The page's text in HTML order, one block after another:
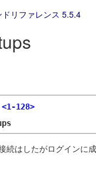
リファレンス 5.5.4
<1-128>
続はしたがログインに